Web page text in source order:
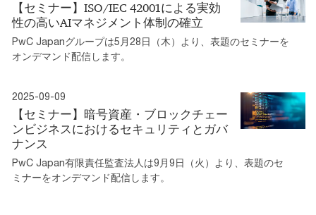
【セミナー】ISO/IEC 42001による実効
性の高いAIマネジメント体制の確立
PwC Japanグループは5月28日（木）より、表題のセミナーを
オンデマンド配信します。
2025-09-09
【セミナー】暗号資産・ブロックチェー
ンビジネスにおけるセキュリティとガバ
ナンス
PwC Japan有限責任監査法人は9月9日（火）より、表題のセ
ミナーをオンデマンド配信します。